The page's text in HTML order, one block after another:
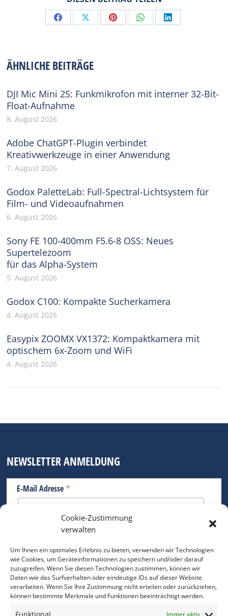
Cookie-Zustimmung
verwalten
Um Ihnen ein optimales Erlebnis zu bieten, verwenden wir Technologien
wie Cookies, um Geräteinformationen zu speichern und/oder darauf
zuzugreifen. Wenn Sie diesen Technologien zustimmen, können wir
Daten wie das Surfverhalten oder eindeutige IDs auf dieser Website
verarbeiten. Wenn Sie Ihre Zustimmung nicht erteilen oder zurückziehen,
können bestimmte Merkmale und Funktionen beeinträchtigt werden.
Immer aktiv
Share Share Share Share Share
ÄHNLICHE BEITRÄGE
DJI Mic Mini 2S: Funkmikrofon mit interner 32-Bit-
Float-Aufnahme
8. August 2026
Adobe ChatGPT-Plugin verbindet
Kreativwerkzeuge in einer Anwendung
7. August 2026
Godox PaletteLab: Full-Spectral-Lichtsystem für
Film- und Videoaufnahmen
6. August 2026
Sony FE 100-400mm F5.6-8 OSS: Neues
Supertelezoom
für das Alpha-System
5. August 2026
Godox C100: Kompakte Sucherkamera
4. August 2026
Easypix ZOOMX VX1372: Kompaktkamera mit
optischem 6x-Zoom und WiFi
4. August 2026
NEWSLETTER ANMELDUNG
E-Mail Adresse *
Bitte geben Sie Ihre E-Mail Adresse ein.
*